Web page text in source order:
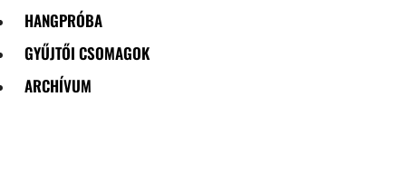
HANGPRÓBA
GYŰJTŐI CSOMAGOK
ARCHÍVUM